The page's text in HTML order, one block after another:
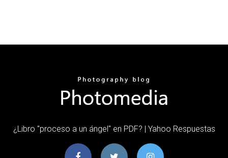
¿Libro "proceso a un ángel" en PDF? | Yahoo Respuestas